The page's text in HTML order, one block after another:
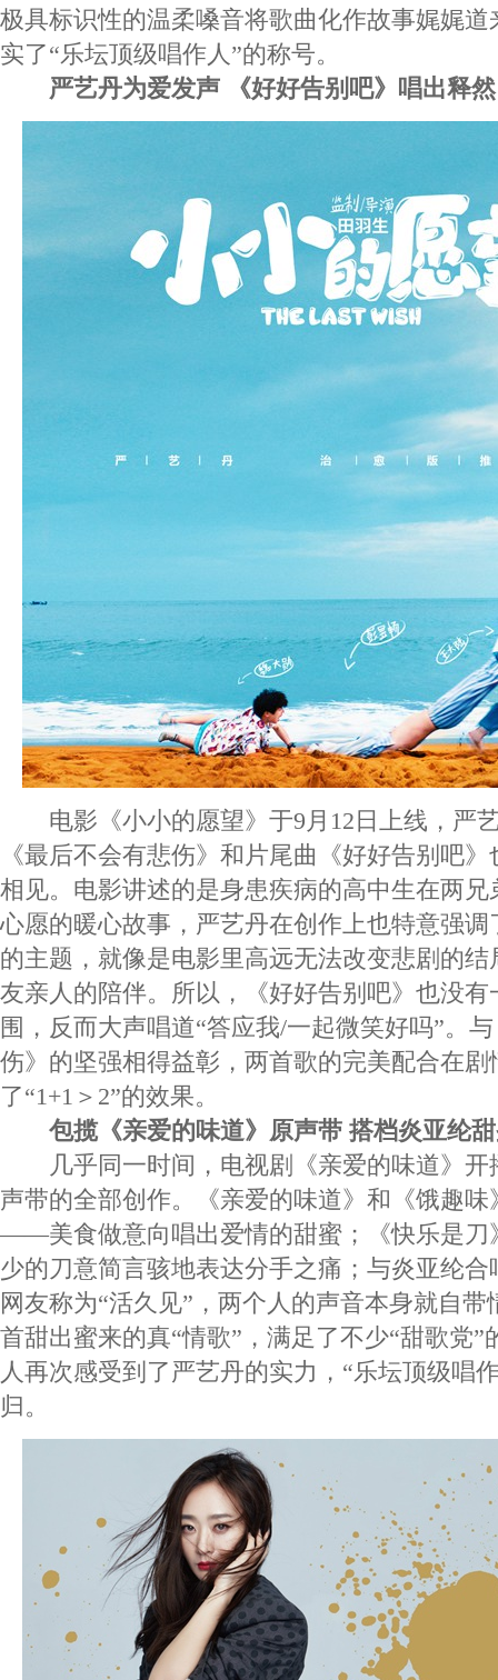
极具标识性的温柔嗓音将歌曲化作故事娓娓
实了“乐坛顶级唱作人”的称号。
严艺丹为爱发声 《好好告别吧》唱出释然
电影《小小的愿望》于9月12日上线，严
《最后不会有悲伤》和片尾曲《好好告别吧
相见。电影讲述的是身患疾病的高中生在两
心愿的暖心故事，严艺丹在创作上也特意强
的主题，就像是电影里高远无法改变悲剧的
友亲人的陪伴。所以，《好好告别吧》也没
围，反而大声唱道“答应我/一起微笑好吗”。
伤》的坚强相得益彰，两首歌的完美配合在剧
了“1+1＞2”的效果。
包揽《亲爱的味道》原声带 搭档炎亚纶
几乎同一时间，电视剧《亲爱的味道》开
声带的全部创作。《亲爱的味道》和《饿趣
——美食做意向唱出爱情的甜蜜；《快乐是刀
少的刀意简言骇地表达分手之痛；与炎亚纶
网友称为“活久见”，两个人的声音本身就自
首甜出蜜来的真“情歌”，满足了不少“甜歌党”
人再次感受到了严艺丹的实力，“乐坛顶级唱
归。